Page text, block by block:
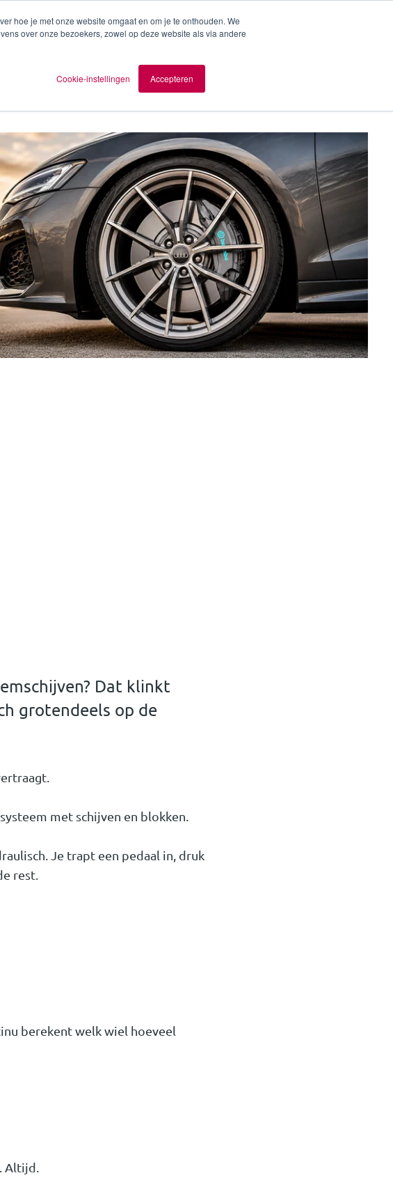
hoe je met onze website omgaat en om je te onthouden. We
over onze bezoekers, zowel op deze website als via andere
Cookie-instellingen Accepteren
Dat klinkt
grotendeels op de
met schijven en blokken.
Je trapt een pedaal in, druk
rest.
berekent welk wiel hoeveel
Altijd.